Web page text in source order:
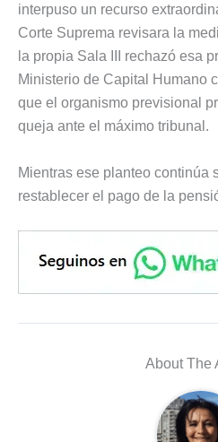
interpuso un recurso
Corte Suprema revisara la
la propia Sala III rechazó esa
Ministerio de Capital Humano
que el organismo previsional
queja ante el máximo tribunal.
Mientras ese planteo continúa
restablecer el pago de la
About The